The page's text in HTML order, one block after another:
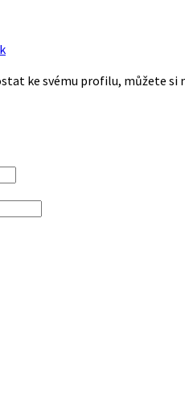
ke svému profilu, můžete